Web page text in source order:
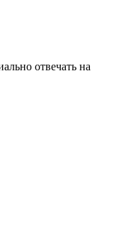
отвечать на